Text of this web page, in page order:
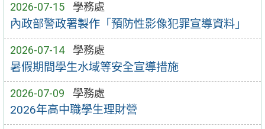
2026-07-15 學務處
內政部警政署製作「預防性影像犯罪宣導資料」
2026-07-14 學務處
暑假期間學生水域等安全宣導措施
2026-07-09 學務處
2026年高中職學生理財營